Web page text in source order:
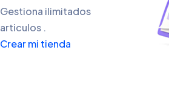
Gestiona ilimitados
articulos .
Crear mi tienda